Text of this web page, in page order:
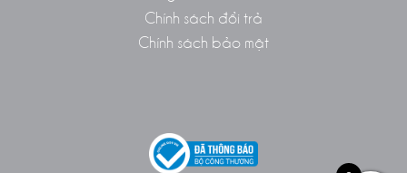
Chính sách đổi trả
Chính sách bảo mật